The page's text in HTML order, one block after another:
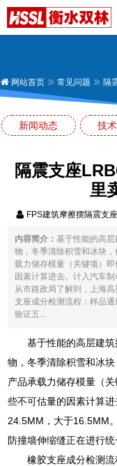
网站首页 常见问题 隔
新闻动态 技
隔震支座
里
FPS建筑摩擦摆隔震支
内容简介： 基于性能的高
物，冬季清除积雪和冰块
载力储存模量（关键项）
因素计算进去。计入汽车
从市路政局了解到，上海
支座成分检测流程：样品
验证五...
基于性能的高层建
物，冬季清除积雪和冰
产品承载力储存模量（
些不可估量的因素计算
24.5MM，大于16.5MM
防撞墙伸缩缝正在进行统
橡胶支座成分检测